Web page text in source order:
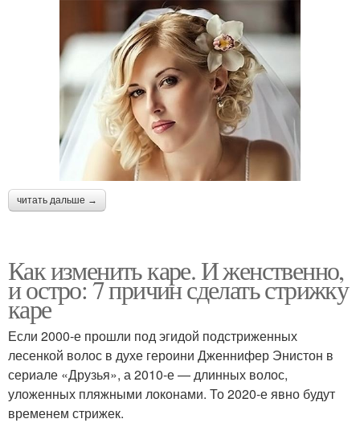
читать дальше →
Как изменить каре. И женственно,
и остро: 7 причин сделать стрижку
каре
Если 2000-е прошли под эгидой подстриженных
лесенкой волос в духе героини Дженнифер Энистон в
сериале «Друзья», а 2010-е — длинных волос,
уложенных пляжными локонами. То 2020-е явно будут
временем стрижек.